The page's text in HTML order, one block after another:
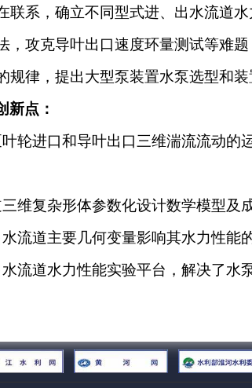
联系，确立不同型式进、出水流道
，攻克导叶出口速度环量测试等难
规律，提出大型泵装置水泵选型和装
新点：
轮进口和导叶出口三维湍流流动的
维复杂形体参数化设计数学模型及
流道主要几何变量影响其水力性能
流道水力性能实验平台，解决了水